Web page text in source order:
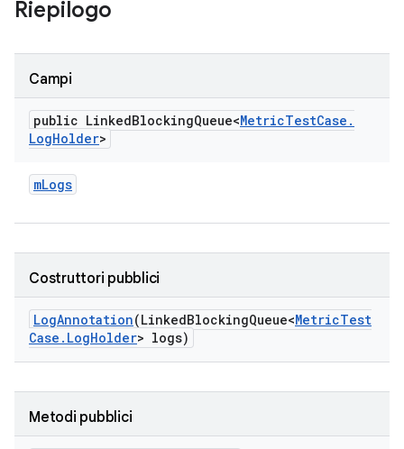
Riepilogo
Campi
public LinkedBlockingQueue<MetricTestCase .
LogHolder>
mLogs
Costruttori pubblici
LogAnnotation(LinkedBlockingQueue<MetricTest
Case . LogHolder> logs)
Metodi pubblici